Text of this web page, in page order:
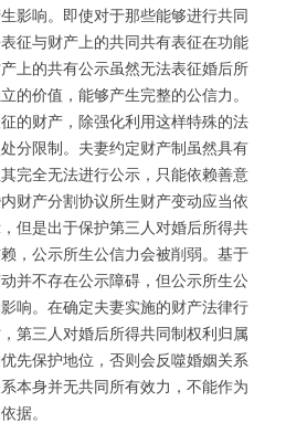
影响。即使对于那些能够进行共同
征与财产上的共同共有表征在功能
上的共有公示虽然无法表征婚后所
的价值，能够产生完整的公信力。
的财产，除强化利用这样特殊的法
分限制。夫妻约定财产制虽然具有
完全无法进行公示，只能依赖善意
财产分割协议所生财产变动应当依
但是出于保护第三人对婚后所得共
，公示所生公信力会被削弱。基于
并不存在公示障碍，但公示所生公
响。在确定夫妻实施的财产法律行
第三人对婚后所得共同制权利归属
先保护地位，否则会反噬婚姻关系
本身并无共同所有效力，不能作为
据。